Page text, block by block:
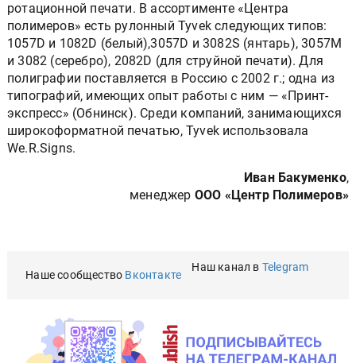
ротационной печати. В ассортименте «Центра
полимеров» есть рулонный Tyvek следующих типов:
1057D и 1082D (белый),3057D и 3082S (янтарь), 3057M
и 3082 (серебро), 2082D (для струйной печати). Для
полиграфии поставляется в Россию с 2002 г.; одна из
типографий, имеющих опыт работы с ним — «Принт-
экспресс» (Обнинск). Среди компаний, занимающихся
широкоформатной печатью, Tyvek использовала
We.R.Signs.
Иван Бакуменко,
менеджер ООО «Центр Полимеров»
Наше сообщество Вконтакте
Наш канал в Telegram